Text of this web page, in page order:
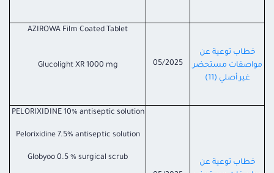
خطاب توعية عن
مواصفات مستحضر
غير أصلي (11)
05/2025
AZIROWA Film Coated Tablet
Glucolight XR 1000 mg
خطاب توعية عن
PELORIXIDINE 10% antiseptic solution
Pelorixidine 7.5% antiseptic solution
Globyoo 0.5 % surgical scrub